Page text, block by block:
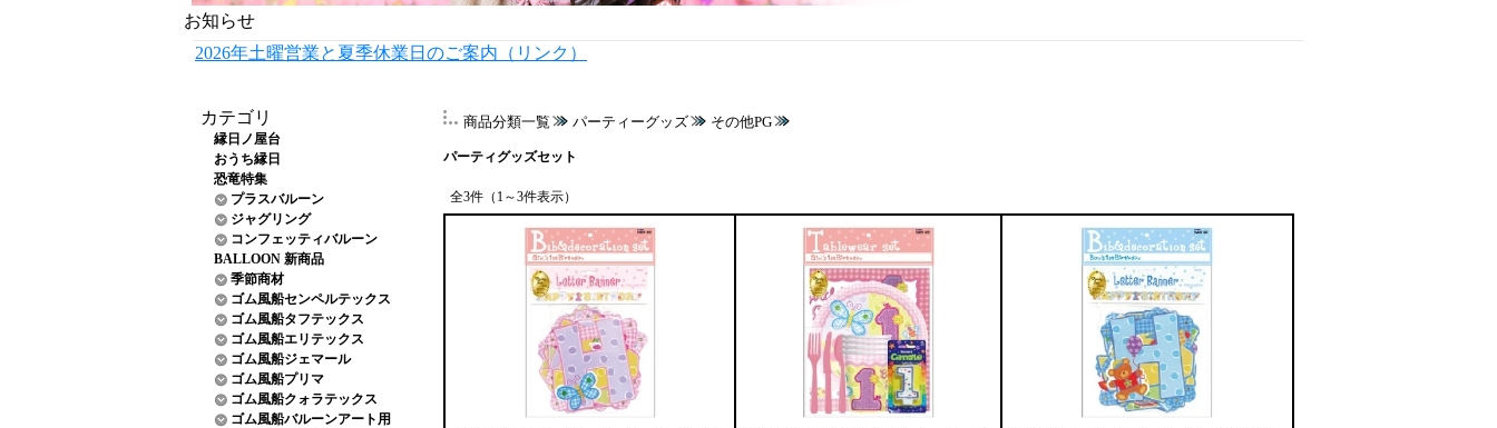
お知らせ
2026年土曜営業と夏季休業日のご案内（リンク）
カテゴリ
縁日ノ屋台
おうち縁日
恐竜特集
プラスバルーン
ジャグリング
コンフェッティバルーン
BALLOON 新商品
季節商材
ゴム風船センペルテックス
ゴム風船タフテックス
ゴム風船エリテックス
ゴム風船ジェマール
ゴム風船プリマ
ゴム風船クォラテックス
ゴム風船バルーンアート用
商品分類一覧 パーティーグッズ その他PG
パーティグッズセット
全3件（1～3件表示）